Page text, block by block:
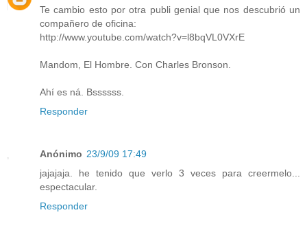
Te cambio esto por otra publi genial que nos descubrió un
compañero de oficina:
http://www.youtube.com/watch?v=l8bqVL0VXrE
Mandom, El Hombre. Con Charles Bronson.
Ahí es ná. Bssssss.
Responder
Anónimo 23/9/09 17:49
jajajaja. he tenido que verlo 3 veces para creermelo...
espectacular.
Responder